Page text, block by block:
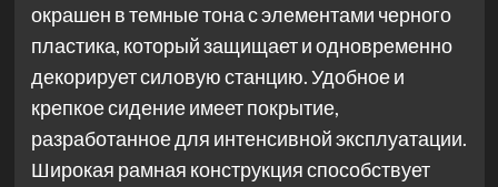
окрашен в темные тона с элементами черного
пластика, который защищает и одновременно
декорирует силовую станцию. Удобное и
крепкое сидение имеет покрытие,
разработанное для интенсивной эксплуатации.
Широкая рамная конструкция способствует